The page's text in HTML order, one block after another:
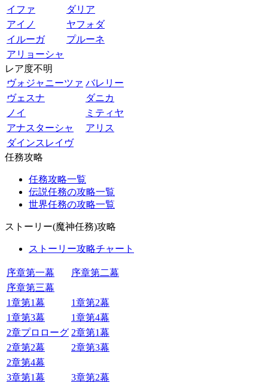
イファ
ダリア
アイノ
ヤフォダ
イルーガ
プルーネ
アリョーシャ
レア度不明
ヴォジャニーツァ バレリー
ヴェスナ
ダニカ
ノイ
ミティヤ
アナスターシャ
アリス
ダインスレイヴ
任務攻略
任務攻略一覧
伝説任務の攻略一覧
世界任務の攻略一覧
ストーリー(魔神任務)攻略
ストーリー攻略チャート
序章第一幕
序章第二幕
序章第三幕
1章第1幕
1章第2幕
1章第3幕
1章第4幕
2章プロローグ 2章第1幕
2章第2幕
2章第3幕
2章第4幕
3章第1幕
3章第2幕